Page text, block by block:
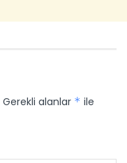
Gerekli alanlar * ile